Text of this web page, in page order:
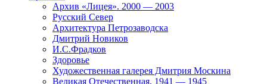
Архив «Лицея». 2000 — 2003
Русский Север
Архитектура Петрозаводска
Дмитрий Новиков
И.С.Фрадков
Здоровье
Художественная галерея Дмитрия Москина
Великая Отечественная. 1941 — 1945